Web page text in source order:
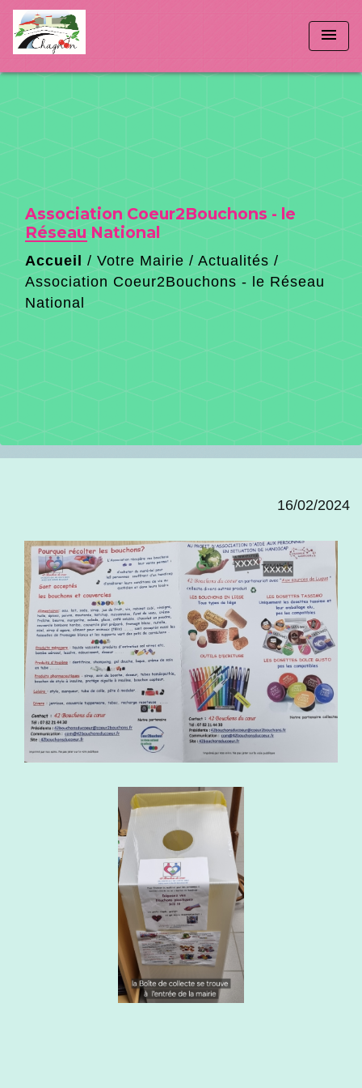
menu
Association Coeur2Bouchons - le
Réseau National
Accueil / Votre Mairie /Actualités /
Association Coeur2Bouchons - le Réseau
National
16/02/2024